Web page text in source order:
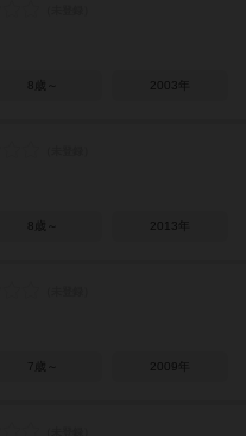
8歳～ 2003年
8歳～ 2013年
7歳～ 2009年